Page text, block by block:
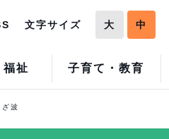
福祉 子育て・教育
文字サイズ 大 中
波